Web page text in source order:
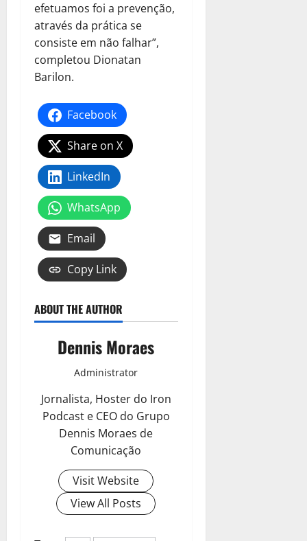
efetuamos foi a prevenção,
através da prática se
consiste em não falhar”,
completou Dionatan
Barilon.
Facebook
Share on X
LinkedIn
WhatsApp
Email
Copy Link
ABOUT THE AUTHOR
Dennis Moraes
Administrator
Jornalista, Hoster do Iron
Podcast e CEO do Grupo
Dennis Moraes de
Comunicação
Visit Website
View All Posts